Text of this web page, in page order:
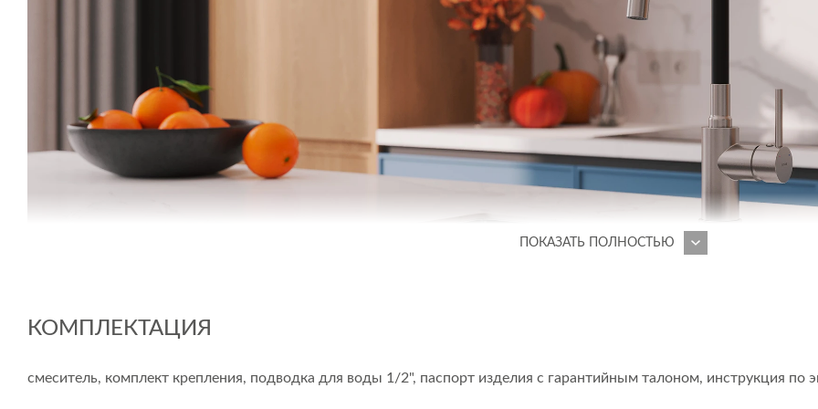
Стильный и функциональный смеситель Melar в классическом дизайне станет гармоничной частью
ПОКАЗАТЬ ПОЛНОСТЬЮ
КОМПЛЕКТАЦИЯ
смеситель, комплект крепления, подводка для воды 1/2", паспорт изделия с гарантийным талоном, инструкция по